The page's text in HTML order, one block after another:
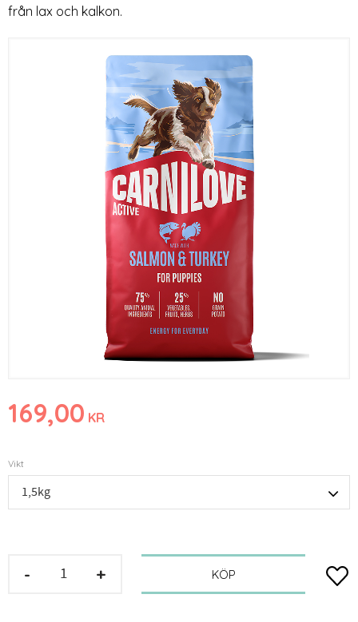
från lax och kalkon.
169,00 KR
Vikt
+
- KÖP